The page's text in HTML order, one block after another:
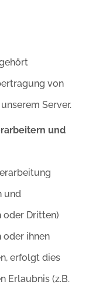
von
Server.
und
und
oder Dritten)
oder ihnen
erfolgt dies
Erlaubnis (z.B.